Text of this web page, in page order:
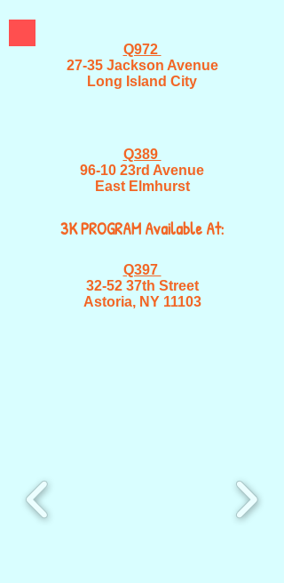
Q972
27-35 Jackson Avenue
Long Island City
Q389
96-10 23rd Avenue
East Elmhurst
3K PROGRAM Available At:
Q397
32-52 37th Street
Astoria, NY 11103